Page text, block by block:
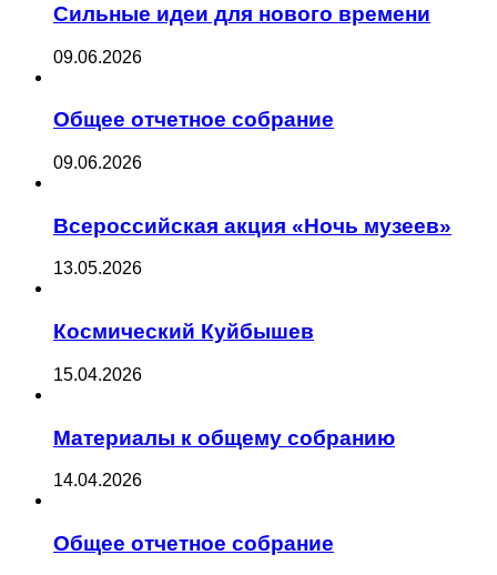
Сильные идеи для нового времени
09.06.2026
Общее отчетное собрание
09.06.2026
Всероссийская акция «Ночь музеев»
13.05.2026
Космический Куйбышев
15.04.2026
Материалы к общему собранию
14.04.2026
Общее отчетное собрание